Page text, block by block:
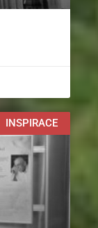
INSPIRACE